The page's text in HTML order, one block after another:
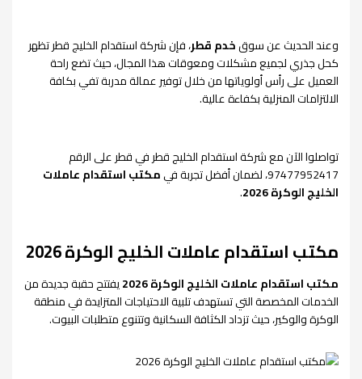
وعند الحديث عن سوقخدم قطر، فإن شركة استقدام الخليج قطر تظهر
كحل جذري لجميع مشكلات ومعوقات هذا المجال، حيث تضع راحة
العميل على رأس أولوياتها من خلال توفير عمالة مدربة تفي بكافة
الالتزامات المنزلية بكفاءة عالية.
تواصلوا الآن مع شركة استقدام الخليج قطر في قطر على الرقم
97477952417، لضمان أفضل تجربة في
مكتب استقدام عاملات
الخليج الوكرة 2026
.
مكتب استقدام عاملات الخليج الوكرة 2026
مكتب استقدام عاملات الخليج الوكرة 2026
يفتتح حقبة جديدة من
الخدمات المخصصة التي تستهدف تلبية الاحتياجات المتزايدة في منطقة
الوكرة والوكير، حيث تزداد الكثافة السكانية وتتنوع متطلبات البيوت.